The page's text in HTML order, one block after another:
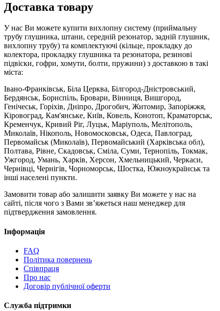
Доставка товару
У нас Ви можете купити вихлопну систему (приймальну
трубу глушника, штани, середній резонатор, задній глушник,
вихлопну трубу) та комплектуючі (кільце, прокладку до
колектора, прокладку глушника та резонатора, резинові
підвіски, гофри, хомути, болти, пружини) з доставкою в такі
міста:
Івано-Франківськ, Біла Церква, Білгород-Дністровський,
Бердянськ, Бориспіль, Бровари, Вінниця, Вишгород,
Генічеськ, Горіхів, Дніпро, Дрогобич, Житомир, Запоріжжя,
Кіровоград, Кам'янське, Київ, Ковель, Конотоп, Краматорськ,
Кременчук, Кривий Ріг, Луцьк, Маріуполь, Мелітополь,
Миколаїв, Нікополь, Новомосковськ, Одеса, Павлоград,
Первомайськ (Миколаїв), Первомайський (Харківська обл),
Полтава, Рівне, Скадовськ, Сміла, Суми, Тернопіль, Токмак,
Ужгород, Умань, Харків, Херсон, Хмельницький, Черкаси,
Чернівці, Чернігів, Чорноморськ, Шостка, Южноукраїнськ та
інші населені пункти.
Замовити товар або залишити заявку Ви можете у нас на
сайті, після чого з Вами зв’яжеться наш менеджер для
підтвердження замовлення.
Інформація
FAQ
Політика повернень
Співпраця
Про нас
Договір публічної оферти
Служба підтримки